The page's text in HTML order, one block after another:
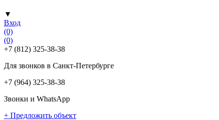
▼
Вход
(0)
(0)
+7 (812) 325-38-38
Для звонков в Санкт-Петербурге
+7 (964) 325-38-38
Звонки и WhatsApp
+ Предложить объект